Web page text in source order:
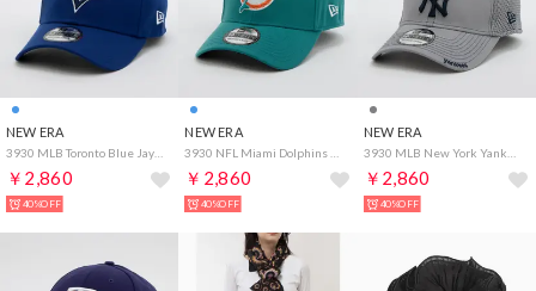
NEW ERA
3930 MLB Toronto Blue Jays （BLUE）
￥2,860
40%OFF
NEW ERA
3930 NFL Miami Dolphins （TURQUOISE）
￥2,860
40%OFF
NEW ERA
3930 MLB New York Yankees （L.GREY）
￥2,860
40%OFF